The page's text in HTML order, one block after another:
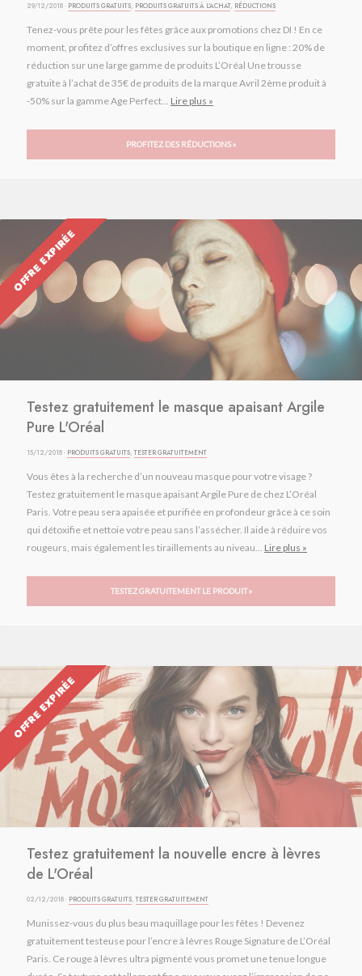
29/12/2018 · PRODUITS GRATUITS, PRODUITS GRATUITS À L'ACHAT, RÉDUCTIONS
Tenez-vous prête pour les fêtes grâce aux promotions chez DI ! En ce
moment, profitez d’offres exclusives sur la boutique en ligne : 20% de
réduction sur une large gamme de produits L’Oréal Une trousse
gratuite à l’achat de 35€ de produits de la marque Avril 2ème produit à
-50% sur la gamme Age Perfect... Lire plus »
PROFITEZ DES RÉDUCTIONS »
OFFRE EXPIRÉE
Testez gratuitement le masque apaisant Argile
Pure L'Oréal
15/12/2018 · PRODUITS GRATUITS,TESTER GRATUITEMENT
Vous êtes à la recherche d’un nouveau masque pour votre visage ?
Testez gratuitement le masque apaisant Argile Pure de chez L’Oréal
Paris. Votre peau sera apaisée et purifiée en profondeur grâce à ce soin
qui détoxifie et nettoie votre peau sans l’assécher. Il aide à réduire vos
rougeurs, mais également les tiraillements au niveau... Lire plus »
TESTEZ GRATUITEMENT LE PRODUIT »
OFFRE EXPIRÉE
Testez gratuitement la nouvelle encre à lèvres
de L'Oréal
02/12/2018 · PRODUITS GRATUITS,TESTER GRATUITEMENT
Munissez-vous du plus beau maquillage pour les fêtes ! Devenez
gratuitement testeuse pour l’encre à lèvres Rouge Signature de L’Oréal
Paris. Ce rouge à lèvres ultra pigmenté vous promet une tenue longue